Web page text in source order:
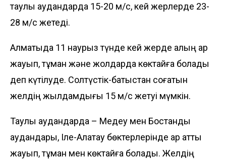
таулы аудандарда 15-20 м/с, кей жерлерде 23-
28 м/с жетеді.
Алматыда 11 наурыз түнде кей жерде қалың қар
жауып, тұман және жолдарда көктайғақ болады
деп күтілуде. Солтүстік-батыстан соғатын
желдің жылдамдығы 15 м/с жетуі мүмкін.
Таулы аудандарда – Медеу мен Бостандық
аудандары, Іле-Алатау бөктерлерінде қар қатты
жауып, тұман мен көктайғақ болады. Желдің